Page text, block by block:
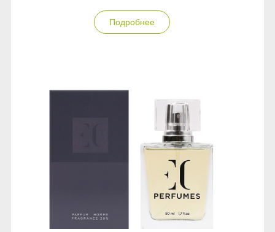
Подробнее